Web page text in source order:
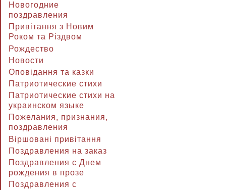
Новогодние
поздравления
Привітання з Новим
Роком та Різдвом
Рождество
Новости
Оповідання та казки
Патриотические стихи
Патриотические стихи на
украинском языке
Пожелания, признания,
поздравления
Віршовані привітання
Поздравления на заказ
Поздравления с Днем
рождения в прозе
Поздравления с